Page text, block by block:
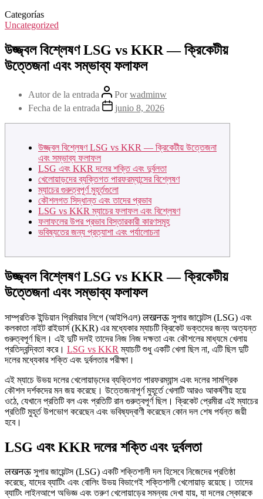
Categorías
Uncategorized
উজ্জ্বল বিশ্লেষণ LSG vs KKR — ক্রিকেটীয়
উত্তেজনা এবং সম্ভাব্য ফলাফল
Autor de la entrada Porwadminw
Fecha de la entrada
junio 8, 2026
উজ্জ্বল বিশ্লেষণ LSG vs KKR — ক্রিকেটীয় উত্তেজনা
এবং সম্ভাব্য ফলাফল
LSG এবং KKR দলের শক্তি এবং দুর্বলতা
খেলোয়াড়দের ব্যক্তিগত পারফরম্যান্সের বিশ্লেষণ
ম্যাচের গুরুত্বপূর্ণ মুহূর্তগুলো
কৌশলগত সিদ্ধান্ত এবং তাদের প্রভাব
LSG vs KKR ম্যাচের ফলাফল এবং বিশ্লেষণ
ফলাফলের উপর প্রভাব বিস্তারকারী কারণসমূহ
ভবিষ্যতের জন্য প্রত্যাশা এবং পর্যালোচনা
উজ্জ্বল বিশ্লেষণ LSG vs KKR — ক্রিকেটীয়
উত্তেজনা এবং সম্ভাব্য ফলাফল
সাম্প্রতিক ইন্ডিয়ান প্রিমিয়ার লিগে (আইপিএল) लखनऊ সুপার জায়েন্টস (LSG) এবং
কলকাতা নাইট রাইডার্স (KKR) এর মধ্যেকার ম্যাচটি ক্রিকেট ভক্তদের জন্য অত্যন্ত
গুরুত্বপূর্ণ ছিল। এই দুটি দলই তাদের নিজ নিজ দক্ষতা এবং কৌশলের মাধ্যমে খেলায়
প্রতিদ্বন্দ্বিতা করে। LSG vs KKR ম্যাচটি শুধু একটি খেলা ছিল না, এটি ছিল দুটি
দলের মধ্যেকার শক্তি এবং দুর্বলতার পরীক্ষা।
এই ম্যাচে উভয় দলের খেলোয়াড়দের ব্যক্তিগত পারফরম্যান্স এবং দলের সামগ্রিক
কৌশল দর্শকদের মন জয় করেছে। উত্তেজনাপূর্ণ মুহূর্তে খেলাটি আরও আকর্ষণীয় হয়ে
ওঠে, যেখানে প্রতিটি বল এবং প্রতিটি রান গুরুত্বপূর্ণ ছিল। ক্রিকেট প্রেমীরা এই ম্যাচের
প্রতিটি মুহূর্ত উপভোগ করেছেন এবং ভবিষ্যদ্বাণী করেছেন কোন দল শেষ পর্যন্ত জয়ী
হবে।
LSG এবং KKR দলের শক্তি এবং দুর্বলতা
लखनऊ সুপার জায়েন্টস (LSG) একটি শক্তিশালী দল হিসেবে নিজেদের প্রতিষ্ঠা
করেছে, যাদের ব্যাটিং এবং বোলিং উভয় বিভাগেই শক্তিশালী খেলোয়াড় রয়েছে। তাদের
ব্যাটিং লাইনআপে অভিজ্ঞ এবং তরুণ খেলোয়াড়ের সমন্বয় দেখা যায়, যা দলের স্কোরকে